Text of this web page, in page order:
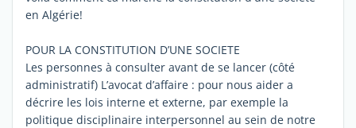
en Algérie!
POUR LA CONSTITUTION D’UNE SOCIETE
Les personnes à consulter avant de se lancer (côté
administratif) L’avocat d’affaire : pour nous aider a
décrire les lois interne et externe, par exemple la
politique disciplinaire interpersonnel au sein de notre